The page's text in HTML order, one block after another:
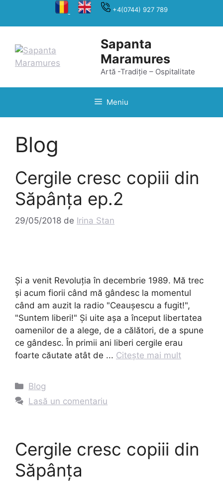
+4(0744) 927 789
Sapanta
Maramures
Artă -Tradiție – Ospitalitate
Meniu
Blog
Cergile cresc copiii din
Săpânța ep.2
29/05/2018 de Irina Stan
Și a venit Revoluția în decembrie 1989. Mă trec
și acum fiorii când mă gândesc la momentul
când am auzit la radio "Ceaușescu a fugit!",
"Suntem liberi!" Și uite așa a început libertatea
oamenilor de a alege, de a călători, de a spune
ce gândesc. În primii ani liberi cergile erau
foarte căutate atât de ... Citește mai mult
Categorii
Blog
Lasă un comentariu
Cergile cresc copiii din
Săpânța